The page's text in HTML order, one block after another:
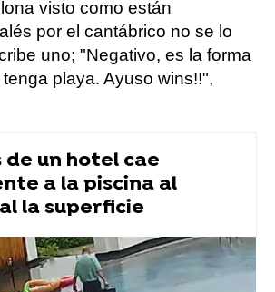
visto como están
por el cantábrico no se lo
uno; "Negativo, es la forma
playa. Ayuso wins!!",
de un hotel cae
a la piscina al
la superficie
viral